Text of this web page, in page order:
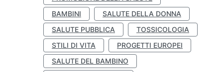
BAMBINI
SALUTE DELLA DONNA
SALUTE PUBBLICA
TOSSICOLOGIA
STILI DI VITA
PROGETTI EUROPEI
SALUTE DEL BAMBINO